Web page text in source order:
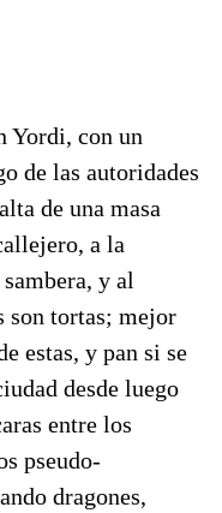
Yordi, con un
de las autoridades
de una masa
a la
y al
son tortas; mejor
estas, y pan si se
desde luego
entre los
pseudo-
dragones,